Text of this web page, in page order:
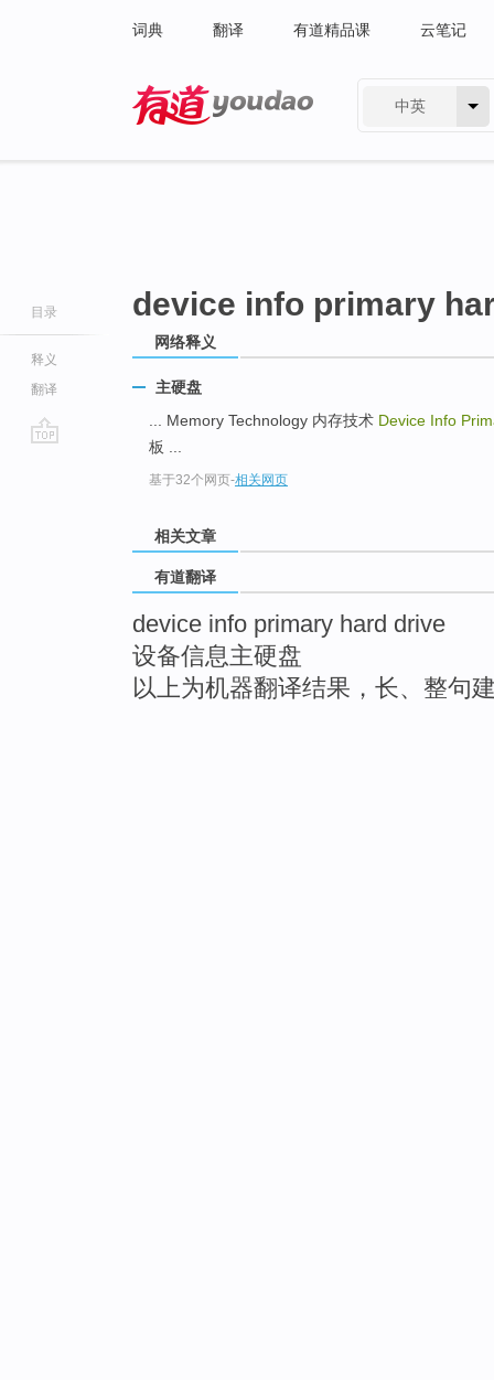
词典 翻译 有道精品课 云笔记
中英
目录
释义
翻译
device info primary
网络释义
主硬盘
... Memory Technology 内存技术 Device Info
板 ...
基于32个网页-相关网页
相关文章
有道翻译
device info primary hard drive
设备信息主硬盘
以上为机器翻译结果，长、整句